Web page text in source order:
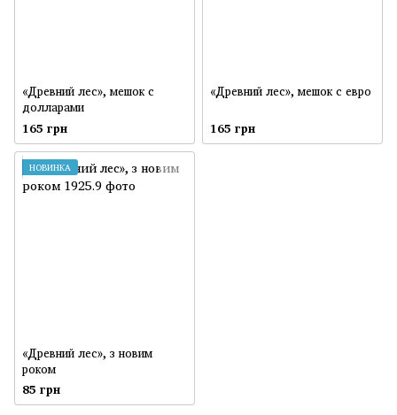
«Древний лес», мешок с
долларами
165 грн
«Древний лес», мешок с евро
165 грн
НОВИНКА
«Древний лес», з новим
роком
85 грн